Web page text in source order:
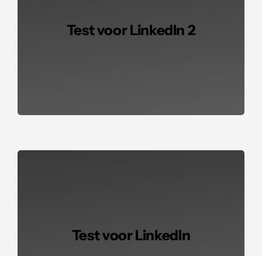
Test voor LinkedIn 2
Test voor LinkedIn